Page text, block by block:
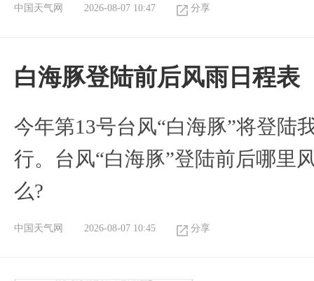
中国天气网 2026-08-07 10:47 分享
白海豚登陆前后风雨日程表
今年第13号台风“白海豚”将登陆
行。台风“白海豚”登陆前后哪里
么?
中国天气网 2026-08-07 10:45 分享